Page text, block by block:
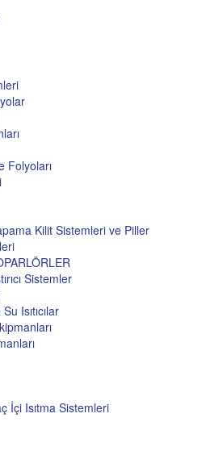
Folyoları
Kilit Sistemleri ve Piller
Sistemler
Isıtıcılar
İçi Isıtma Sistemleri